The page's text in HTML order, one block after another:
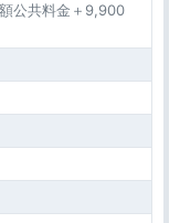
公共料金＋9,900